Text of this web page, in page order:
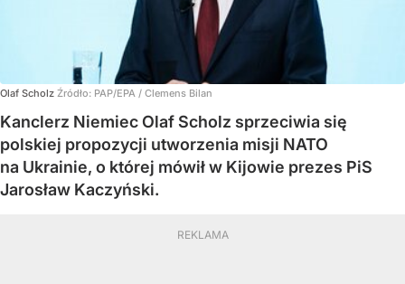
Olaf Scholz Źródło: PAP/EPA / Clemens Bilan
Kanclerz Niemiec Olaf Scholz sprzeciwia się
polskiej propozycji utworzenia misji NATO
na Ukrainie, o której mówił w Kijowie prezes PiS
Jarosław Kaczyński.